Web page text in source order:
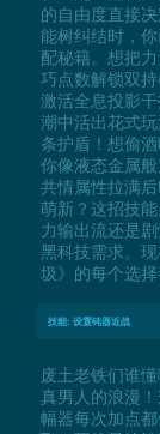
的自由度直接
能树纠结时，
配秘籍。想把
巧点数解锁双
激活全息投影
潮中活出花式
条护盾！想偷
你像液态金属
共情属性拉满
萌新？这招技
力输出流还是
黑科技需求。
圾》的每个选择
技能: 设置钝器近战
废土老铁们谁
真男人的浪漫
幅器每次加点